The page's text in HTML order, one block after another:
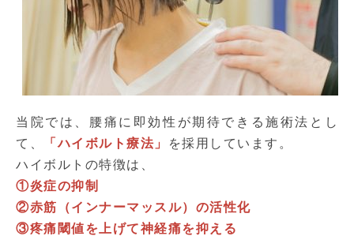
当院では、腰痛に即効性が期待できる施術法とし
て、
「ハイボルト療法」
を採用しています。
ハイボルトの特徴は、
①炎症の抑制
②赤筋（インナーマッスル）の活性化
③疼痛閾値を上げて神経痛を抑える